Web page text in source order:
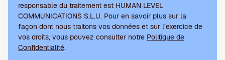
responsable du traitement est HUMAN LEVEL
COMMUNICATIONS S.L.U. Pour en savoir plus sur la
façon dont nous traitons vos données et sur l’exercice de
vos droits, vous pouvez consulter notre Politique de
Confidentialité.